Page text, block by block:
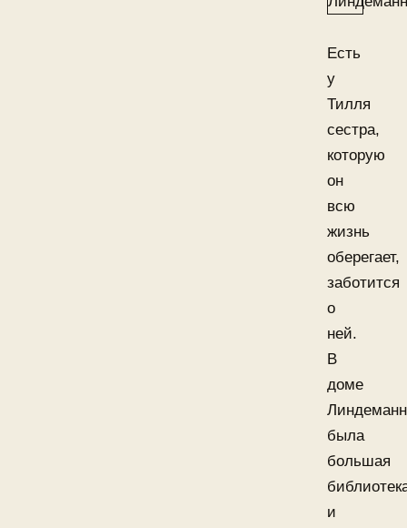
Есть
у
Тилля
сестра,
которую
он
всю
жизнь
оберегает,
заботится
о
ней.
В
доме
была
большая
и